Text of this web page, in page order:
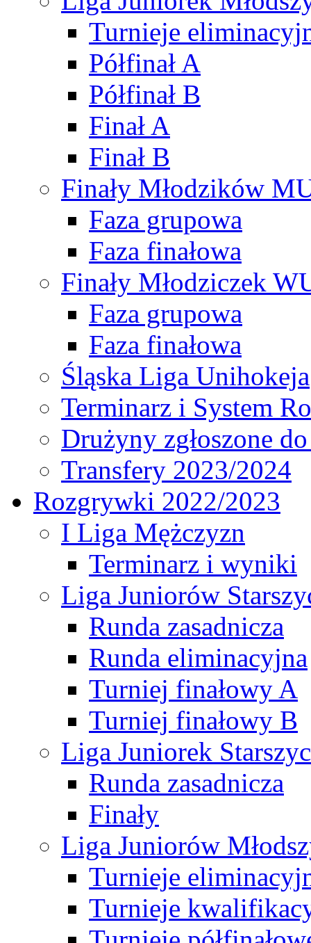
Turnieje
Półfinał A
Półfinał B
Finał A
Finał B
Finały Młodzików
Faza grupowa
Faza finałowa
Finały Młodziczek
Faza grupowa
Faza finałowa
Śląska Liga Unihokeja
Terminarz i System
Drużyny zgłoszone
Transfery 2023/2024
Rozgrywki 2022/2023
I Liga Mężczyzn
Terminarz i wyniki
Liga Juniorów
Runda zasadnicza
Runda eliminacyjna
Turniej finałowy A
Turniej finałowy B
Liga Juniorek
Runda zasadnicza
Finały
Liga Juniorów
Turnieje
Turnieje